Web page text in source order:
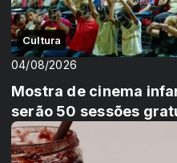
Cultura
04/08/2026
Mostra de cinema
serão 50 sessões